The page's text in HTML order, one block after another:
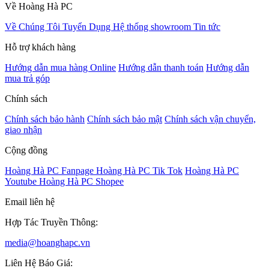
Về Hoàng Hà PC
Về Chúng Tôi Tuyển Dụng Hệ thống showroom Tin tức
Hỗ trợ khách hàng
Hướng dẫn mua hàng Online Hướng dẫn thanh toán Hướng dẫn
mua trả góp
Chính sách
Chính sách bảo hành Chính sách bảo mật Chính sách vận chuyển,
giao nhận
Cộng đồng
Hoàng Hà PC Fanpage Hoàng Hà PC Tik Tok Hoàng Hà PC
Youtube Hoàng Hà PC Shopee
Email liên hệ
Hợp Tác Truyền Thông:
media@hoanghapc.vn
Liên Hệ Báo Giá: